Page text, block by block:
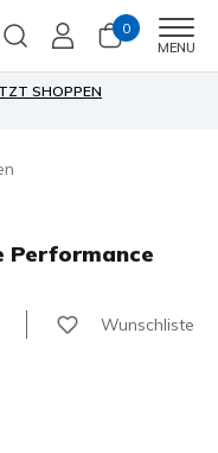
0
MENU
SHOPPEN
Performance
Wunschliste